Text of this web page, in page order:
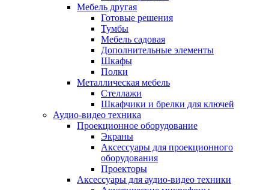
Мебель другая
Готовые решения
Тумбы
Мебель садовая
Дополнительные элементы
Шкафы
Полки
Металлическая мебель
Стеллажи
Шкафчики и брелки для ключей
Аудио-видео техника
Проекционное оборудование
Экраны
Аксессуары для проекционного
оборудования
Проекторы
Аксессуары для аудио-видео техники